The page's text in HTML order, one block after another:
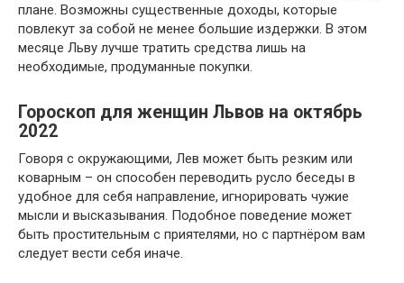
плане. Возможны существенные доходы, которые
повлекут за собой не менее большие издержки. В этом
месяце Льву лучше тратить средства лишь на
необходимые, продуманные покупки.
Гороскоп для женщин Львов на октябрь
2022
Говоря с окружающими, Лев может быть резким или
коварным – он способен переводить русло беседы в
удобное для себя направление, игнорировать чужие
мысли и высказывания. Подобное поведение может
быть простительным с приятелями, но с партнёром вам
следует вести себя иначе.